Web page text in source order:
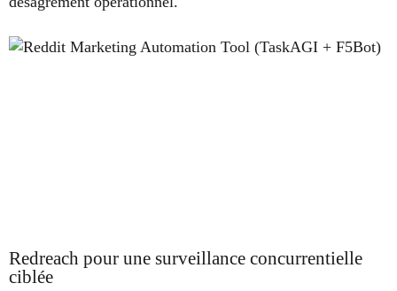
Redreach pour une surveillance concurrentielle
ciblée